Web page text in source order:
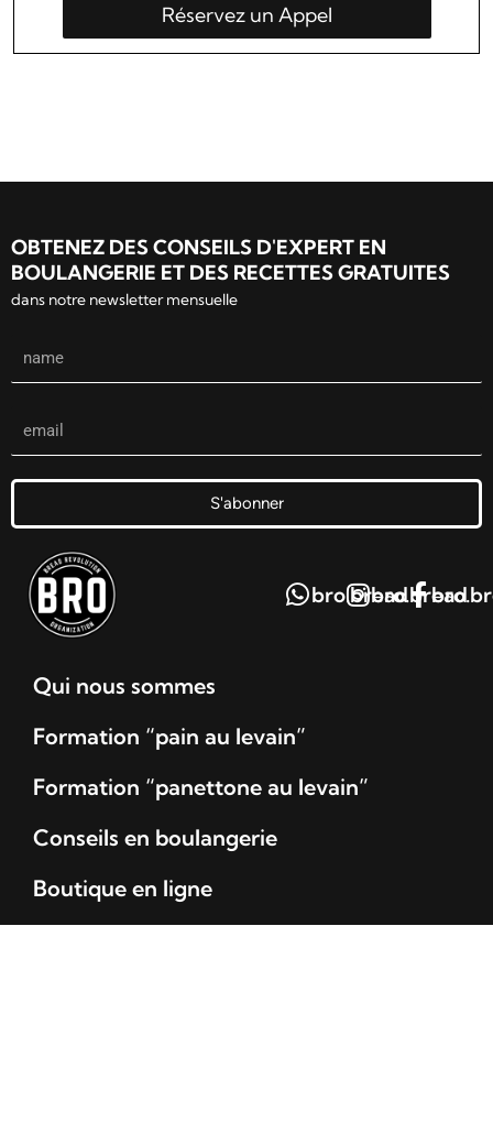
Réservez un Appel
OBTENEZ DES CONSEILS D'EXPERT EN
BOULANGERIE ET DES RECETTES GRATUITES
dans notre newsletter mensuelle
S'abonner
bro.breadbro.bread
Qui nous sommes
Formation “pain au levain”
Formation “panettone au levain”
Conseils en boulangerie
Boutique en ligne